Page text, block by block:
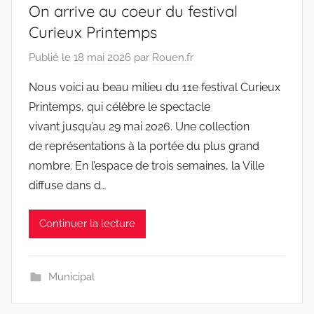
On arrive au coeur du festival
Curieux Printemps
Publié le 18 mai 2026 par Rouen.fr
Nous voici au beau milieu du 11e festival Curieux
Printemps, qui célèbre le spectacle
vivant jusqu’au 29 mai 2026. Une collection
de représentations à la portée du plus grand
nombre. En l’espace de trois semaines, la Ville
diffuse dans d…
Continuer la lecture
Municipal